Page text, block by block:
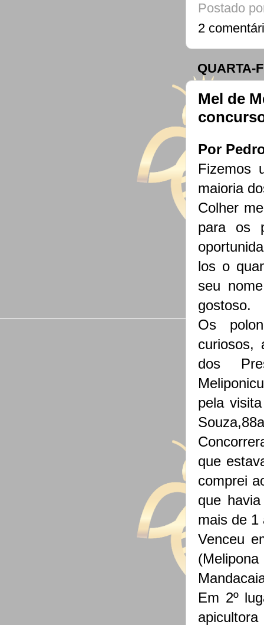
Postado
2
QUARTA-
Mel de
Por
Fizemos
maioria
Colher
para os
los o
seu
gostoso.
Os
curiosos,
dos
pela
que
comprei
que
mais de
Venceu
Em 2º